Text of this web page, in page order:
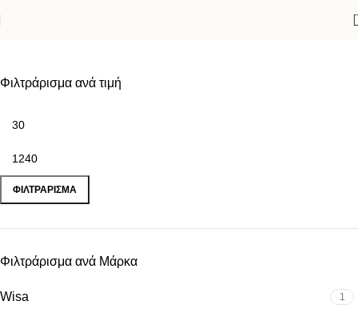
Φιλτράρισμα ανά τιμή
ΦΙΛΤΡΆΡΙΣΜΑ
Φιλτράρισμα ανά Μάρκα
Wisa 1